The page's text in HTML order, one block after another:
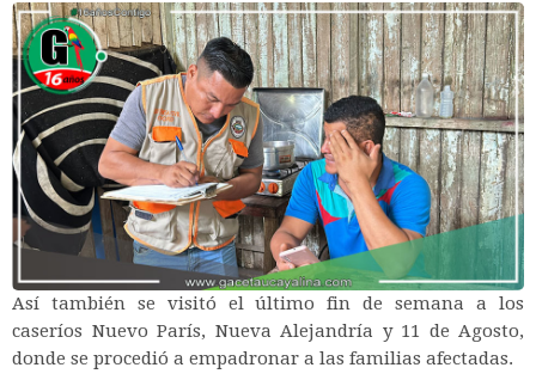
Así también se visitó el último fin de semana a los
caseríos Nuevo París, Nueva Alejandría y 11 de Agosto,
donde se procedió a empadronar a las familias afectadas.